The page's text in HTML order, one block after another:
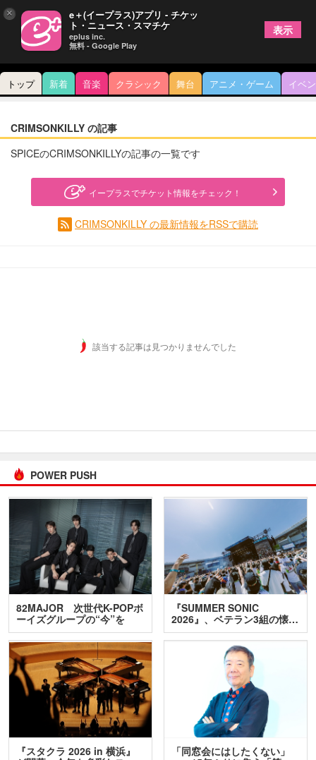
トップ 新着 音楽 クラシック 舞台 アニメ・ゲーム イベ
CRIMSONKILLY の記事
SPICEのCRIMSONKILLYの記事の一覧です
イープラスでチケット情報をチェック！
CRIMSONKILLY の最新情報をRSSで購読
該当する記事は見つかりませんでした
POWER PUSH
82MAJOR 次世代K-POPボ
ーイズグループの“今”を
訊…
『SUMMER SONIC
2026』、ベテラン3組の懐…
『スタクラ 2026 in 横浜』
「同窓会にはしたくない」
× e＋(イープラス)アプリ - チケッ
ト・ニュース・スマチケ
eplus inc.
無料 - Google Play
表示